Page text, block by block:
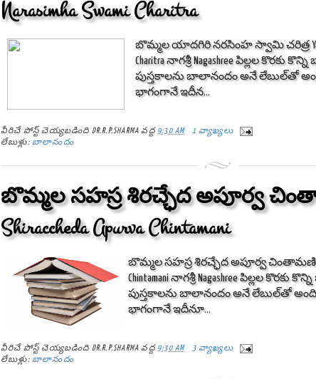
Narasimha Swami Charitra
బొమ్మల యాదగిరి నరసింహ స్వామి చరిత్ర
Charitra నాగశ్రీ Nagashree పిల్లల కొరకు
పుస్తకాలను బాలానందం అనే లేబుల్‌తో
భాగంగానే ఇదీన...
వీరిచే పోస్ట్ చెయ్యబడింది DR.R.P.SHARMA వద్ద 9:30 AM
1 వ్యాఖ్యలు
లేబుళ్లు: బాలానందం
బొమ్మల సహస్ర శిరచ్ఛేద అపూర్వ
Shiraccheda Apurva Chintamani
బొమ్మల సహస్ర శిరచ్ఛేద అపూర్వ చింతామణి
Chintamani నాగశ్రీ Nagashree పిల్లల
పుస్తకాలను బాలానందం అనే లేబుల్‌తో
భాగంగానే ఇదీనూ...
వీరిచే పోస్ట్ చెయ్యబడింది DR.R.P.SHARMA వద్ద 9:30 AM
3 వ్యాఖ్యలు
లేబుళ్లు: బాలానందం